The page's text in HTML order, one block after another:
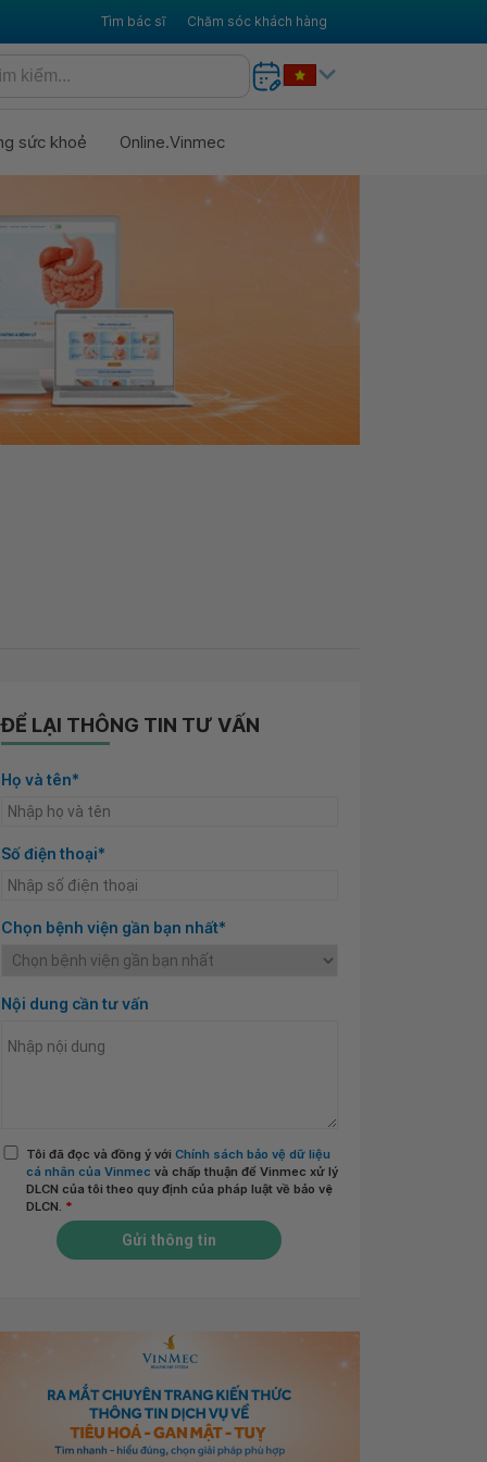
Tìm bác sĩ Chăm sóc khách hàng
sức khoẻ Online.Vinmec
ĐỂ LẠI THÔNG TIN TƯ VẤN
Họ và tên*
Số điện thoại*
Chọn bệnh viện gần bạn nhất*
Nội dung cần tư vấn
Tôi đã đọc và đồng ý với Chính sách bảo vệ dữ liệu
cá nhân của Vinmec và chấp thuận để Vinmec xử lý
DLCN của tôi theo quy định của pháp luật về bảo vệ
DLCN. *
Gửi thông tin